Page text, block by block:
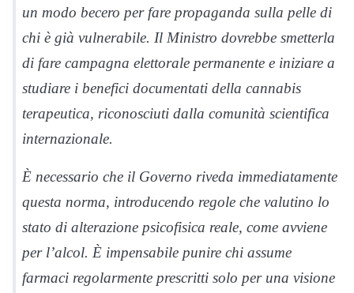
un modo becero per fare propaganda sulla pelle di
chi è già vulnerabile. Il Ministro dovrebbe smetterla
di fare campagna elettorale permanente e iniziare a
studiare i benefici documentati della cannabis
terapeutica, riconosciuti dalla comunità scientifica
internazionale.
È necessario che il Governo riveda immediatamente
questa norma, introducendo regole che valutino lo
stato di alterazione psicofisica reale, come avviene
per l’alcol. È impensabile punire chi assume
farmaci regolarmente prescritti solo per una visione